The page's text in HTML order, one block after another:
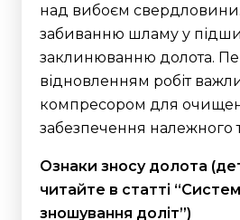
над вибоєм свердловини.
забиванню шламу у
заклинюванню долота.
відновленням робіт
компресором для
забезпечення належного
Ознаки зносу долота
читайте в статті
зношування доліт”)